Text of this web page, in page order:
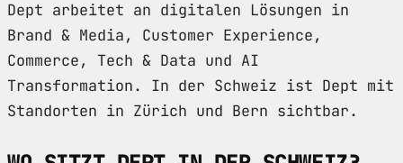
Dept arbeitet an digitalen Lösungen in
Brand & Media, Customer Experience,
Commerce, Tech & Data und AI
Transformation. In der Schweiz ist Dept mit
Standorten in Zürich und Bern sichtbar.